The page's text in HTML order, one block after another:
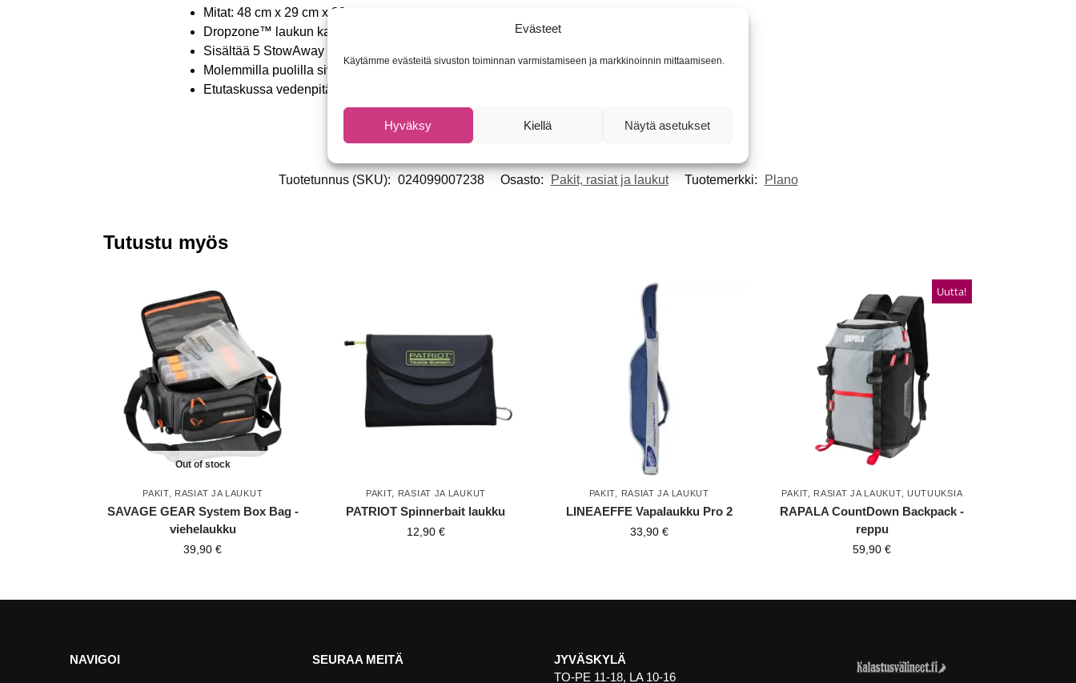
Evästeet
Käytämme evästeitä sivuston toiminnan varmistamiseen ja markkinoinnin mittaamiseen.
Hyväksy Kiellä Näytä asetukset
Mitat: 48 cm x 29 cm x 29 cm
Dropzone™ laukun kannessa, magneettiset kohdat vieheille ja pihdeille
Sisältää 5 StowAway vieherasiaa
Molemmilla puolilla sivutaskut, joissa molemmissa kantohavat
Etutaskussa vedenpitävä pussukka
Tuotetunnus (SKU): 024099007238 Osasto: Pakit, rasiat ja laukut Tuotemerkki: Plano
Tutustu myös
Out of stock
PAKIT, RASIAT JA LAUKUT
SAVAGE GEAR System Box Bag -
viehelaukku
39,90€
PAKIT, RASIAT JA LAUKUT
PATRIOT Spinnerbait laukku
12,90 €
PAKIT, RASIAT JA LAUKUT
LINEAEFFE Vapalaukku Pro 2
33,90 €
Uutta!
PAKIT, RASIAT JA LAUKUT, UUTUUKSIA
RAPALA CountDown Backpack -
reppu
59,90€
NAVIGOI SEURAA MEITÄ
JYVÄSKYLÄ
TO-PE 11-18, LA 10-16